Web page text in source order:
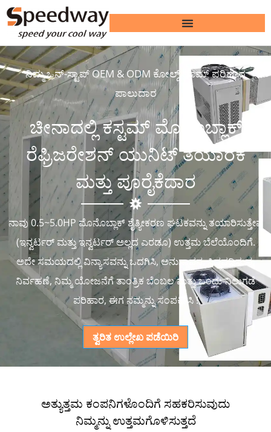
ನಿಮ್ಮ ಒನ್-ಸ್ಟಾಪ್ OEM & ODM ಕೋಲ್ಡ್ ರೂಮ್ ಪರಿಹಾರ
ಪಾಲುದಾರ
ಚೀನಾದಲ್ಲಿ ಕಸ್ಟಮ್ ಮೊನೊಬ್ಲಾಕ್
ರೆಫ್ರಿಜರೇಶನ್ ಯುನಿಟ್ ತಯಾರಕ
ಮತ್ತು ಪೂರೈಕೆದಾರ
ನಾವು 0.5~5.0HP ಮೊನೊಬ್ಲಾಕ್ ಶೈತ್ಯೀಕರಣ ಘಟಕವನ್ನು ತಯಾರಿಸುತ್ತೇವೆ
(ಇನ್ವರ್ಟರ್ ಮತ್ತು ಇನ್ವರ್ಟರ್ ಅಲ್ಲದ ಎರಡೂ) ಉತ್ತಮ ಬೆಲೆಯೊಂದಿಗೆ.
ಅದೇ ಸಮಯದಲ್ಲಿ ವಿನ್ಯಾಸವನ್ನು ಒದಗಿಸಿ, ಅನುಸ್ಥಾಪನ, ಸಿದ್ಧಪಡಿಸುವ,
ನಿರ್ವಹಣೆ, ನಿಮ್ಮ ಯೋಜನೆಗೆ ತಾಂತ್ರಿಕ ಬೆಂಬಲ ಮತ್ತು ಒಂದು-ನಿಲುಗಡೆ
ಪರಿಹಾರ, ಈಗ ನಮ್ಮನ್ನು ಸಂಪರ್ಕಿಸಿ !
ತ್ವರಿತ ಉಲ್ಲೇಖ ಪಡೆಯಿರಿ
ಅತ್ಯುತ್ತಮ ಕಂಪನಿಗಳೊಂದಿಗೆ ಸಹಕರಿಸುವುದು
ನಿಮ್ಮನ್ನು ಉತ್ತಮಗೊಳಿಸುತ್ತದೆ